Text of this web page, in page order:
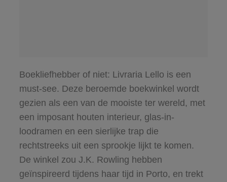
Boekliefhebber of niet: Livraria Lello is een
must-see. Deze beroemde boekwinkel wordt
gezien als een van de mooiste ter wereld, met
een imposant houten interieur, glas-in-
loodramen en een sierlijke trap die
rechtstreeks uit een sprookje lijkt te komen.
De winkel zou J.K. Rowling hebben
geïnspireerd tijdens haar tijd in Porto, en trekt